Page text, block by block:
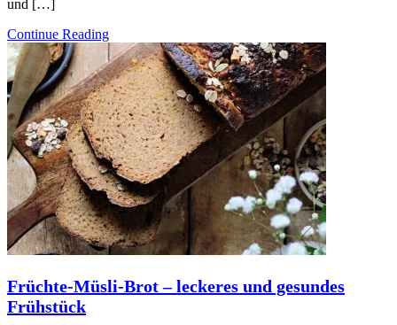
und […]
Continue Reading
Früchte-Müsli-Brot – leckeres und gesundes
Frühstück